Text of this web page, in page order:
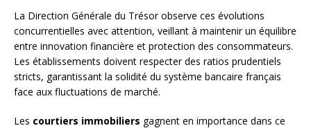
La Direction Générale du Trésor observe ces évolutions
concurrentielles avec attention, veillant à maintenir un équilibre
entre innovation financière et protection des consommateurs.
Les établissements doivent respecter des ratios prudentiels
stricts, garantissant la solidité du système bancaire français
face aux fluctuations de marché.
Les courtiers immobiliers gagnent en importance dans ce